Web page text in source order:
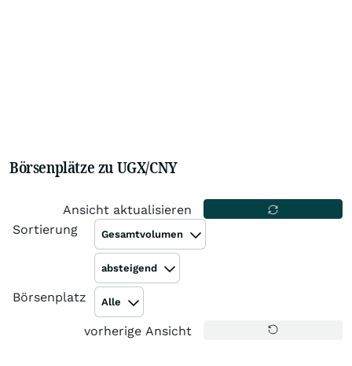
Börsenplätze zu UGX/CNY
Ansicht aktualisieren
Sortierung
Gesamtvolumen
absteigend
Börsenplatz Alle
vorherige Ansicht